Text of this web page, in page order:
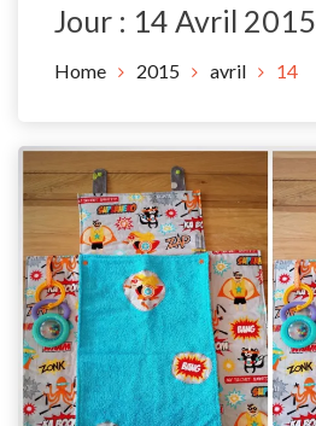
Jour : 14 Avril 2015
Home 2015 avril 14